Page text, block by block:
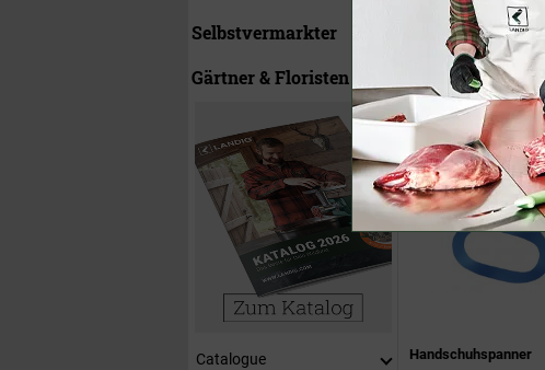
Selbstvermarkter
Gärtner & Floristen
Catalogue
Bestseller
15,50 € (UVP)
14,95 €
Handschuhspanner